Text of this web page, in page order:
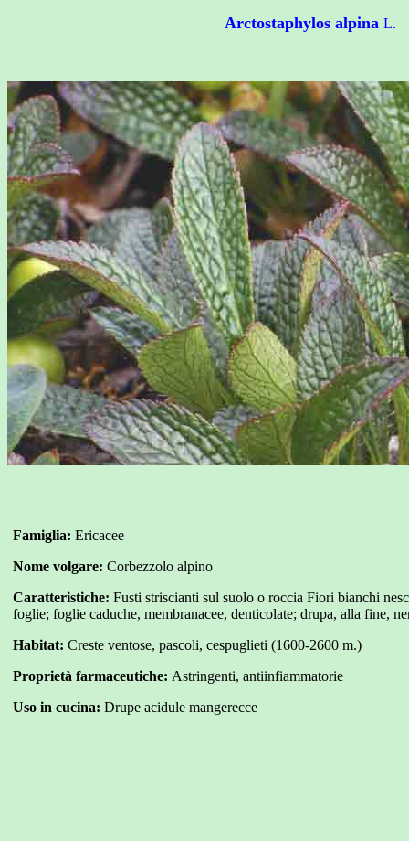
Arctostaphylos alpina L.
Famiglia: Ericacee
Nome volgare: Corbezzolo alpino
Caratteristiche: Fusti striscianti sul suolo o roccia Fiori bianchi
foglie; foglie caduche, membranacee, denticolate; drupa, alla fine,
Habitat: Creste ventose, pascoli, cespuglieti (1600-2600 m.)
Proprietà farmaceutiche: Astringenti, antiinfiammatorie
Uso in cucina: Drupe acidule mangerecce